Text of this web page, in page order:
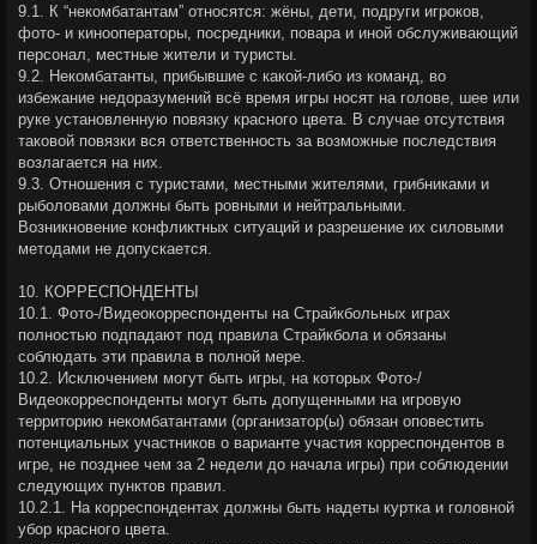
9.1. К “некомбатантам” относятся: жёны, дети, подруги игроков,
фото- и кинооператоры, посредники, повара и иной обслуживающий
персонал, местные жители и туристы.
9.2. Некомбатанты, прибывшие с какой-либо из команд, во
избежание недоразумений всё время игры носят на голове, шее или
руке установленную повязку красного цвета. В случае отсутствия
таковой повязки вся ответственность за возможные последствия
возлагается на них.
9.3. Отношения с туристами, местными жителями, грибниками и
рыболовами должны быть ровными и нейтральными.
Возникновение конфликтных ситуаций и разрешение их силовыми
методами не допускается.
10. КОРРЕСПОНДЕНТЫ
10.1. Фото-/Видеокорреспонденты на Страйкбольных играх
полностью подпадают под правила Страйкбола и обязаны
соблюдать эти правила в полной мере.
10.2. Исключением могут быть игры, на которых Фото-/
Видеокорреспонденты могут быть допущенными на игровую
территорию некомбатантами (организатор(ы) обязан оповестить
потенциальных участников о варианте участия корреспондентов в
игре, не позднее чем за 2 недели до начала игры) при соблюдении
следующих пунктов правил.
10.2.1. На корреспондентах должны быть надеты куртка и головной
убор красного цвета.